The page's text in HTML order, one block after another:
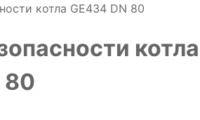
котла GE434 DN 80
котла
80